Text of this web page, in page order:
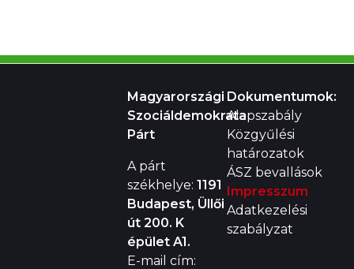
Magyarországi
Szociáldemokrata
Párt
A párt
székhelye: 1191
Budapest, Üllői
út 200. K
épület A1.
E-mail cím:
Dokumentumok:
Alapszabály
Közgyűlési
határozatok
ÁSZ bevallások
Impresszum
Adatkezelési
szabályzat